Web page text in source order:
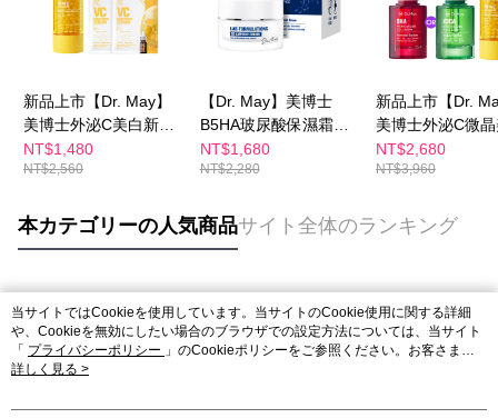
新品上市【Dr. May】
美博士外泌C美白新客
推薦組-外泌C微晶美白
精華(30ml)+專業VC美
NT$1,480
NT$2,560
【Dr. May】美博士
B5HA玻尿酸保濕霜
(30ml) 水磁力精華霜
NT$1,680
NT$2,280
新品上市【Dr.
美博士外泌C微
精華(30ml)+紅膠
修煥膚新生精華
濕修護精華
NT$2,680
NT$3,960
本カテゴリーの人気商品サイト全体のランキング
人気タグ
当サイトではCookieを使用しています。当サイトのCookie使用に関する詳細
や、Cookieを無効にしたい場合のブラウザでの設定方法については、当サイト
「 プライバシーポリシー 」のCookieポリシーをご参照ください。お客さま
が、当サイトを引き続き使用される場合、当社がサイト利用規約のCookieポリ
詳しく見る >